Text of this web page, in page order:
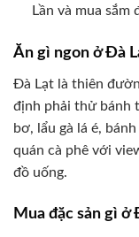
Lần và mua sắm
Ăn gì ngon ở Đà
Đà Lạt là thiên
định phải thử bánh
bơ, lẩu gà lá é,
quán cà phê với
đồ uống.
Mua đặc sản gì ở